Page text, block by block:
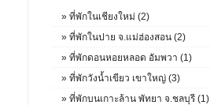
» ที่พักในเชียงใหม่ (2)
» ที่พักในปาย จ.แม่ฮ่องสอน (2)
» ที่พักดอนหอยหลอด อัมพวา (1)
» ที่พักวังน้ำเขียว เขาใหญ่ (3)
» ที่พักบนเกาะล้าน พัทยา จ.ชลบุรี (1)